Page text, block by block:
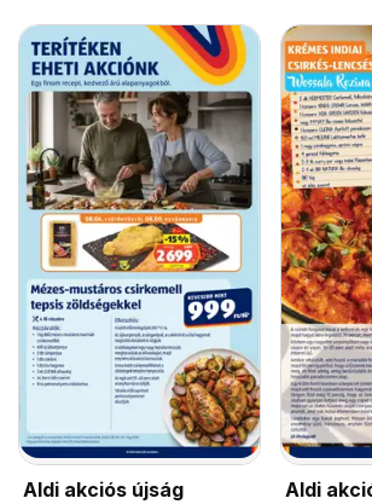
Aldi akciós újság Aldi